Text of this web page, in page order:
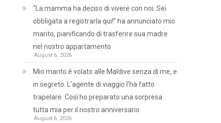
“La mamma ha deciso di vivere con noi. Sei
obbligata a registrarla qui!” ha annunciato mio
marito, pianificando di trasferire sua madre
nel nostro appartamento
August 6, 2026
Mio marito è volato alle Maldive senza di me, e
in segreto. L’agente di viaggio l’ha fatto
trapelare. Così ho preparato una sorpresa
tutta mia per il nostro anniversario
August 6, 2026